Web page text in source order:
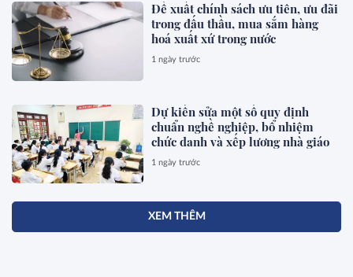
Đề xuất chính sách ưu tiên, ưu đãi
trong đấu thầu, mua sắm hàng
hoá xuất xứ trong nước
1 ngày trước
Dự kiến sửa một số quy định
chuẩn nghề nghiệp, bổ nhiệm
chức danh và xếp lương nhà giáo
1 ngày trước
XEM THÊM